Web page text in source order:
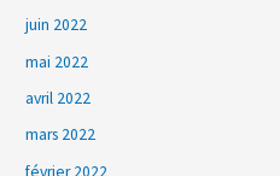
juin 2022
mai 2022
avril 2022
mars 2022
février 2022